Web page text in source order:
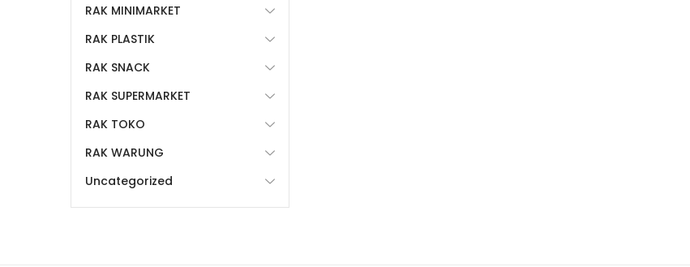
RAK MINIMARKET
RAK PLASTIK
RAK SNACK
RAK SUPERMARKET
RAK TOKO
RAK WARUNG
Uncategorized